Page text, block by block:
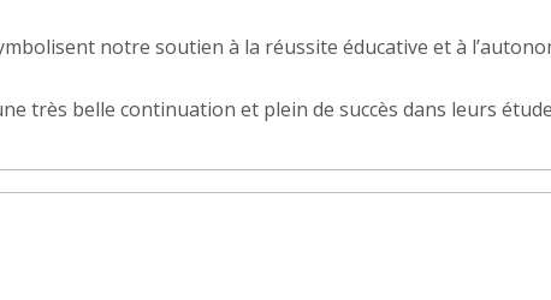
notre soutien à la réussite éducative et à
très belle continuation et plein de succès dans leurs